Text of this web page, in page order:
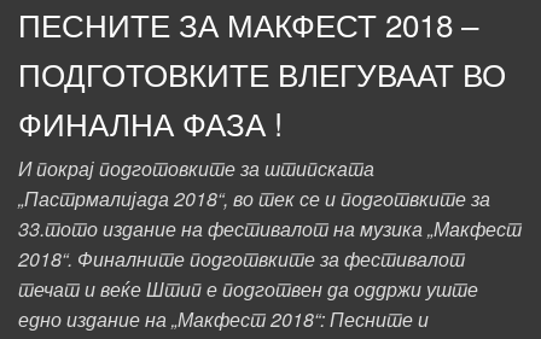
ПЕСНИТЕ ЗА МАКФЕСТ 2018 –
ПОДГОТОВКИТЕ ВЛЕГУВААТ ВО
ФИНАЛНА ФАЗА !
И покрај подготовките за штипската
„Пастрмалијада 2018“, во тек се и подготвките за
33.тото издание на фестивалот на музика „Макфест
2018“. Финалните подготвките за фестивалот
течат и веќе Штип е подготвен да оддржи уште
едно издание на „Макфест 2018“: Песните и